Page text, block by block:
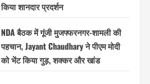
किया शानदार प्रदर्शन
NDA बैठक में गूंजी मुजफ्फरनगर-शामली की
पहचान, Jayant Chaudhary ने पीएम मोदी
को भेंट किया गुड़, शक्कर और खांड